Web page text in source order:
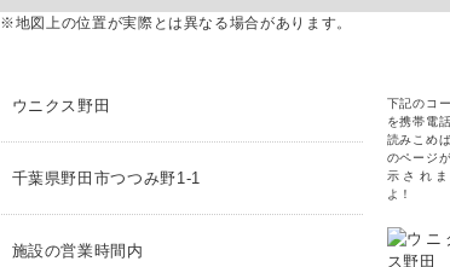
※地図上の位置が実際とは異なる場合があります。
ウニクス野田
下記のコ
を携帯電
読みこめ
のページ
示され
よ！
千葉県野田市つつみ野1-1
施設の営業時間内